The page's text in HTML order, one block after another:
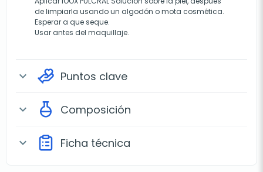
de limpiarla usando un algodón o mota cosmética.
Esperar a que seque.
Usar antes del maquillaje.
expand_more Puntos clave
expand_more Composición
expand_more Ficha técnica